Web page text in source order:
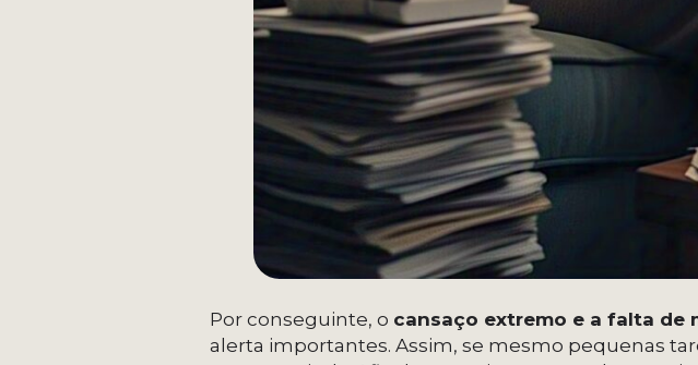
Por conseguinte, o cansaço extremo e a falta de
alerta importantes. Assim, se mesmo pequenas